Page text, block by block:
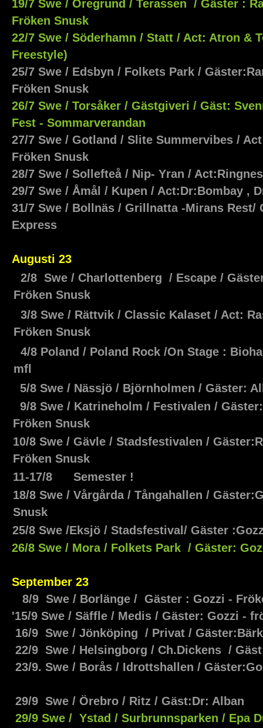
19/7 Swe / Öregrund / Terassen / Gäster :
Fröken Snusk
22/7 Swe / Söderhamn / Statt / Act: Atron &
Freestyle)
25/7 Swe / Edsbyn / Folkets Park /
Fröken Snusk
26/7 Swe / Torsåker / Gästgiveri / Gäst:
Fest - Sommarverandan
27/7 Swe / Gotland / Slite Summervibes /
Fröken Snusk
28/7 Swe / Sollefteå / Nip- Yran /
29/7 Swe / Åmål / Kupen / Act:Dr:Bombay ,
31/7 Swe / Bollnäs / Grillnatta -Mirans Rest/
Express
Augusti 23
2/8 Swe / Charlottenberg / Escape /
Fröken Snusk
3/8 Swe / Rättvik / Classic Kalaset / Act:
Fröken Snusk
4/8 Poland / Poland Rock /On Stage :
mfl
5/8 Swe / Nässjö / Björnholmen / Gäster:
9/8 Swe / Katrineholm / Festivalen /
Fröken Snusk
10/8 Swe / Gävle / Stadsfestivalen /
Fröken Snusk
11-17/8 Semester !
18/8 Swe / Vårgårda / Tångahallen /
Snusk
25/8 Swe /Eksjö / Stadsfestival/ Gäster
26/8 Swe / Mora / Folkets Park / Gäster:
September 23
8/9 Swe / Borlänge / Gäster : Gozzi -
'15/9 Swe / Säffle / Medis / Gäster: Gozzi -
16/9 Swe / Jönköping / Privat /
22/9 Swe / Helsingborg / Ch.Dickens /
23/9. Swe / Borås / Idrottshallen /
29/9 Swe / Örebro / Ritz / Gäst:Dr: Alban
29/9 Swe / Ystad / Surbrunnsparken / Epa